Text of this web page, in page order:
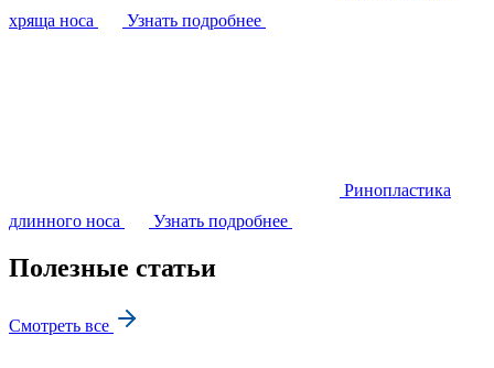
хряща носа
Узнать подробнее
Ринопластика
длинного носа
Узнать подробнее
Полезные статьи
Смотреть все